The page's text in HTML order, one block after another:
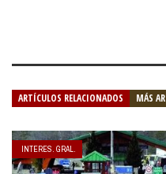
ARTÍCULOS RELACIONADOS MÁS
INTERES. GRAL.